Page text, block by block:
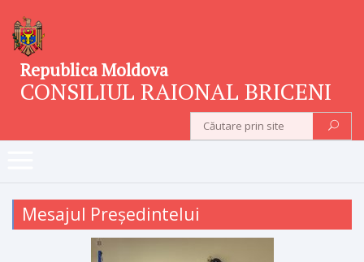
Republica Moldova
CONSILIUL RAIONAL BRICENI
Mesajul Președintelui